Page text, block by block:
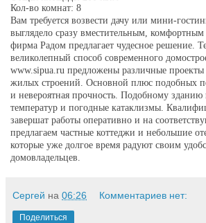
Кол-во комнат: 8
Вам требуется возвести дачу или мини-
выглядело сразу вместительным,
фирма Радом предлагает чудесное решение.
великолепный способ современного
www.sipua.ru предложены различные проекты
жилых строений. Основной плюс подобных
и невероятная прочность. Подобному
температур и погодные катаклизмы.
завершат работы оперативно и на
предлагаем частные коттеджи и небольшие
которые уже долгое время радуют своим
домовладельцев.
Сергей на 06:26 Комментариев нет:
Поделиться